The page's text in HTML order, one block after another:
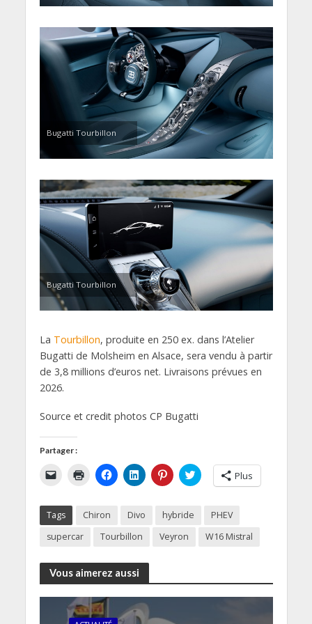
Bugatti Tourbillon
Bugatti Tourbillon
La Tourbillon, produite en 250 ex. dans l’Atelier
Bugatti de Molsheim en Alsace, sera vendu à partir
de 3,8 millions d’euros net. Livraisons prévues en
2026.
Source et credit photos CP Bugatti
Partager :
u
e
r
p
o
r
e
n
o
u
e
r
i
m
r
i
m
C
l
p
r
p
a
t
g
C
l
e
p
r
a
t
a
g
C
l
u
e
p
o
a
t
g
C
l
a
t
Plus
Tags Chiron Divo hybride
PHEV
supercar
Tourbillon Veyron W16 Mistral
Vous aimerez aussi